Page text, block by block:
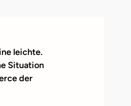
leichte.
Situation
der